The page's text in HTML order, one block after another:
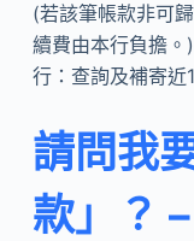
(若該筆帳款非可
續費由本行負擔
行：查詢及補寄
請問我
款」？